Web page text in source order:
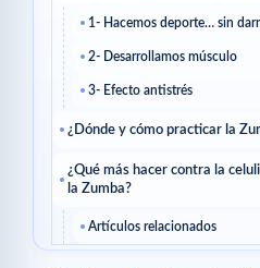
1- Hacemos deporte… sin
2- Desarrollamos músculo
3- Efecto antistrés
¿Dónde y cómo practicar la
¿Qué más hacer contra la
la Zumba?
Artículos relacionados